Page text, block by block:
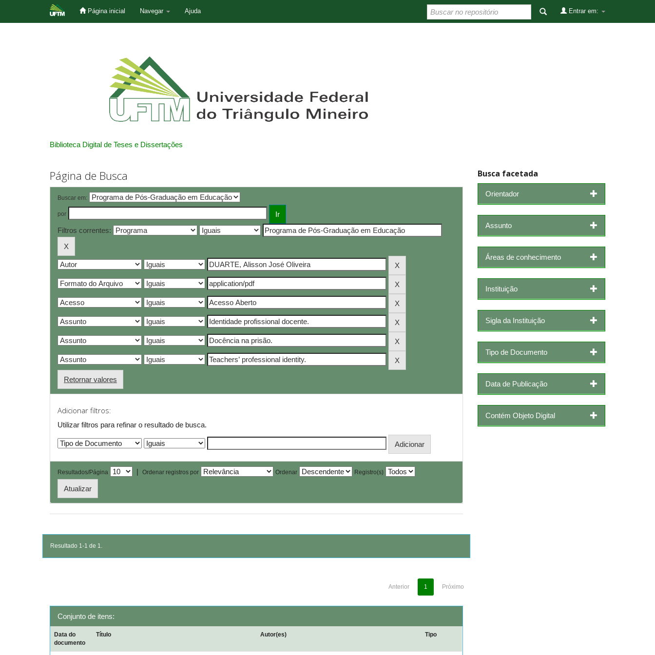
Página inicial Navegar Ajuda Entrar em:
Biblioteca Digital de Teses e Dissertações
Página de Busca
Buscar em:
por
Filtros correntes:
Retornar valores
Adicionar filtros:
Utilizar filtros para refinar o resultado de busca.
Resultados/Página | Ordenar registros por Ordenar Registro(s)
Resultado 1-1 de 1.
Anterior 1 Próximo
Conjunto de itens:
Data do
documento
Título Autor(es) Tipo
Busca facetada
Orientador
Assunto
Áreas de conhecimento
Instituição
Sigla da Instituição
Tipo de Documento
Data de Publicação
Contém Objeto Digital